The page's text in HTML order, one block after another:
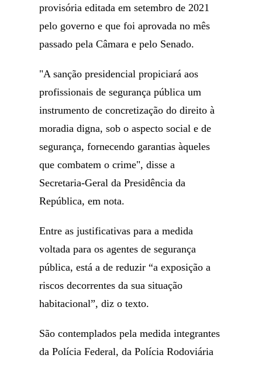
provisória editada em setembro de 2021
pelo governo e que foi aprovada no mês
passado pela Câmara e pelo Senado.
"A sanção presidencial propiciará aos
profissionais de segurança pública um
instrumento de concretização do direito à
moradia digna, sob o aspecto social e de
segurança, fornecendo garantias àqueles
que combatem o crime", disse a
Secretaria-Geral da Presidência da
República, em nota.
Entre as justificativas para a medida
voltada para os agentes de segurança
pública, está a de reduzir “a exposição a
riscos decorrentes da sua situação
habitacional”, diz o texto.
São contemplados pela medida integrantes
da Polícia Federal, da Polícia Rodoviária